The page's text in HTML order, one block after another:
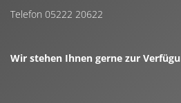
Telefon 05222 20622
Wir stehen Ihnen gerne zur